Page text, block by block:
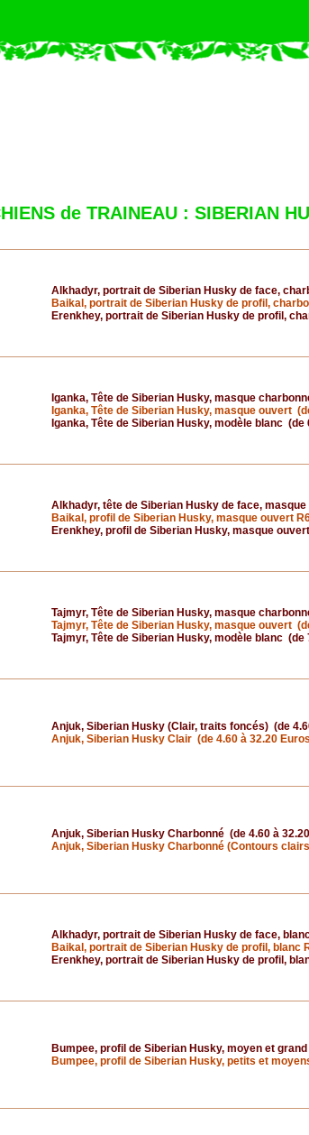
de TRAINEAU : SIBERIAN
Alkhadyr, portrait de Siberian Husky de face,
Baikal, portrait de Siberian Husky de profil,
Erenkhey, portrait de Siberian Husky de profil,
Iganka, Tête de Siberian Husky, masque
Iganka, Tête de Siberian Husky, masque ouvert
Iganka, Tête de Siberian Husky, modèle blanc (de
Alkhadyr, tête de Siberian Husky de face,
Baikal, profil de Siberian Husky, masque ouvert
Erenkhey, profil de Siberian Husky, masque
Tajmyr, Tête de Siberian Husky, masque
Tajmyr, Tête de Siberian Husky, masque ouvert
Tajmyr, Tête de Siberian Husky, modèle blanc (de
Anjuk, Siberian Husky (Clair, traits foncés) (de
Anjuk, Siberian Husky Clair (de 4.60 à 32.20
Anjuk, Siberian Husky Charbonné (de 4.60 à
Anjuk, Siberian Husky Charbonné (Contours
Alkhadyr, portrait de Siberian Husky de face,
Baikal, portrait de Siberian Husky de profil, blanc
Erenkhey, portrait de Siberian Husky de profil,
Bumpee, profil de Siberian Husky, moyen et
Bumpee, profil de Siberian Husky, petits et